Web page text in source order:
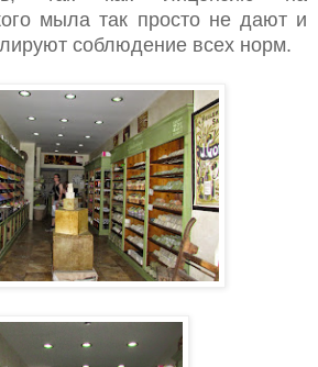
мыла так просто не дают и
соблюдение всех норм.